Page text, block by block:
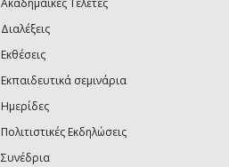
Ακαδημαϊκές Τελετές
Διαλέξεις
Εκθέσεις
Εκπαιδευτικά σεμινάρια
Ημερίδες
Πολιτιστικές Εκδηλώσεις
Συνέδρια